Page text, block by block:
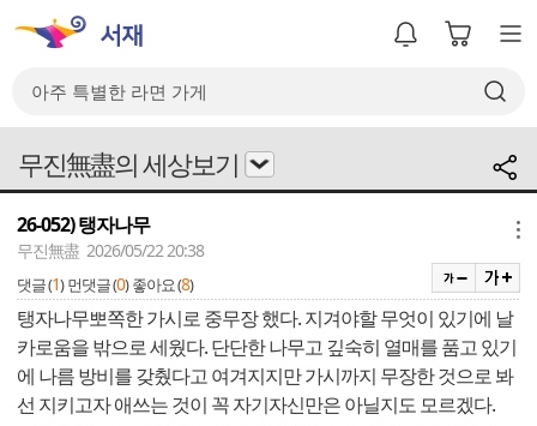
무진無盡의 세상보기
26-052) 탱자나무
무진無盡 2026/05/22 20:38
댓글 (1) 먼댓글 (0) 좋아요 (8)
탱자나무뽀쪽한 가시로 중무장 했다. 지겨야할 무엇이 있기에 날
카로움을 밖으로 세웠다. 단단한 나무고 깊숙히 열매를 품고 있기
에 나름 방비를 갖췄다고 여겨지지만 가시까지 무장한 것으로 봐
선 지키고자 애쓰는 것이 꼭 자기자신만은 아닐지도 모르겠다.